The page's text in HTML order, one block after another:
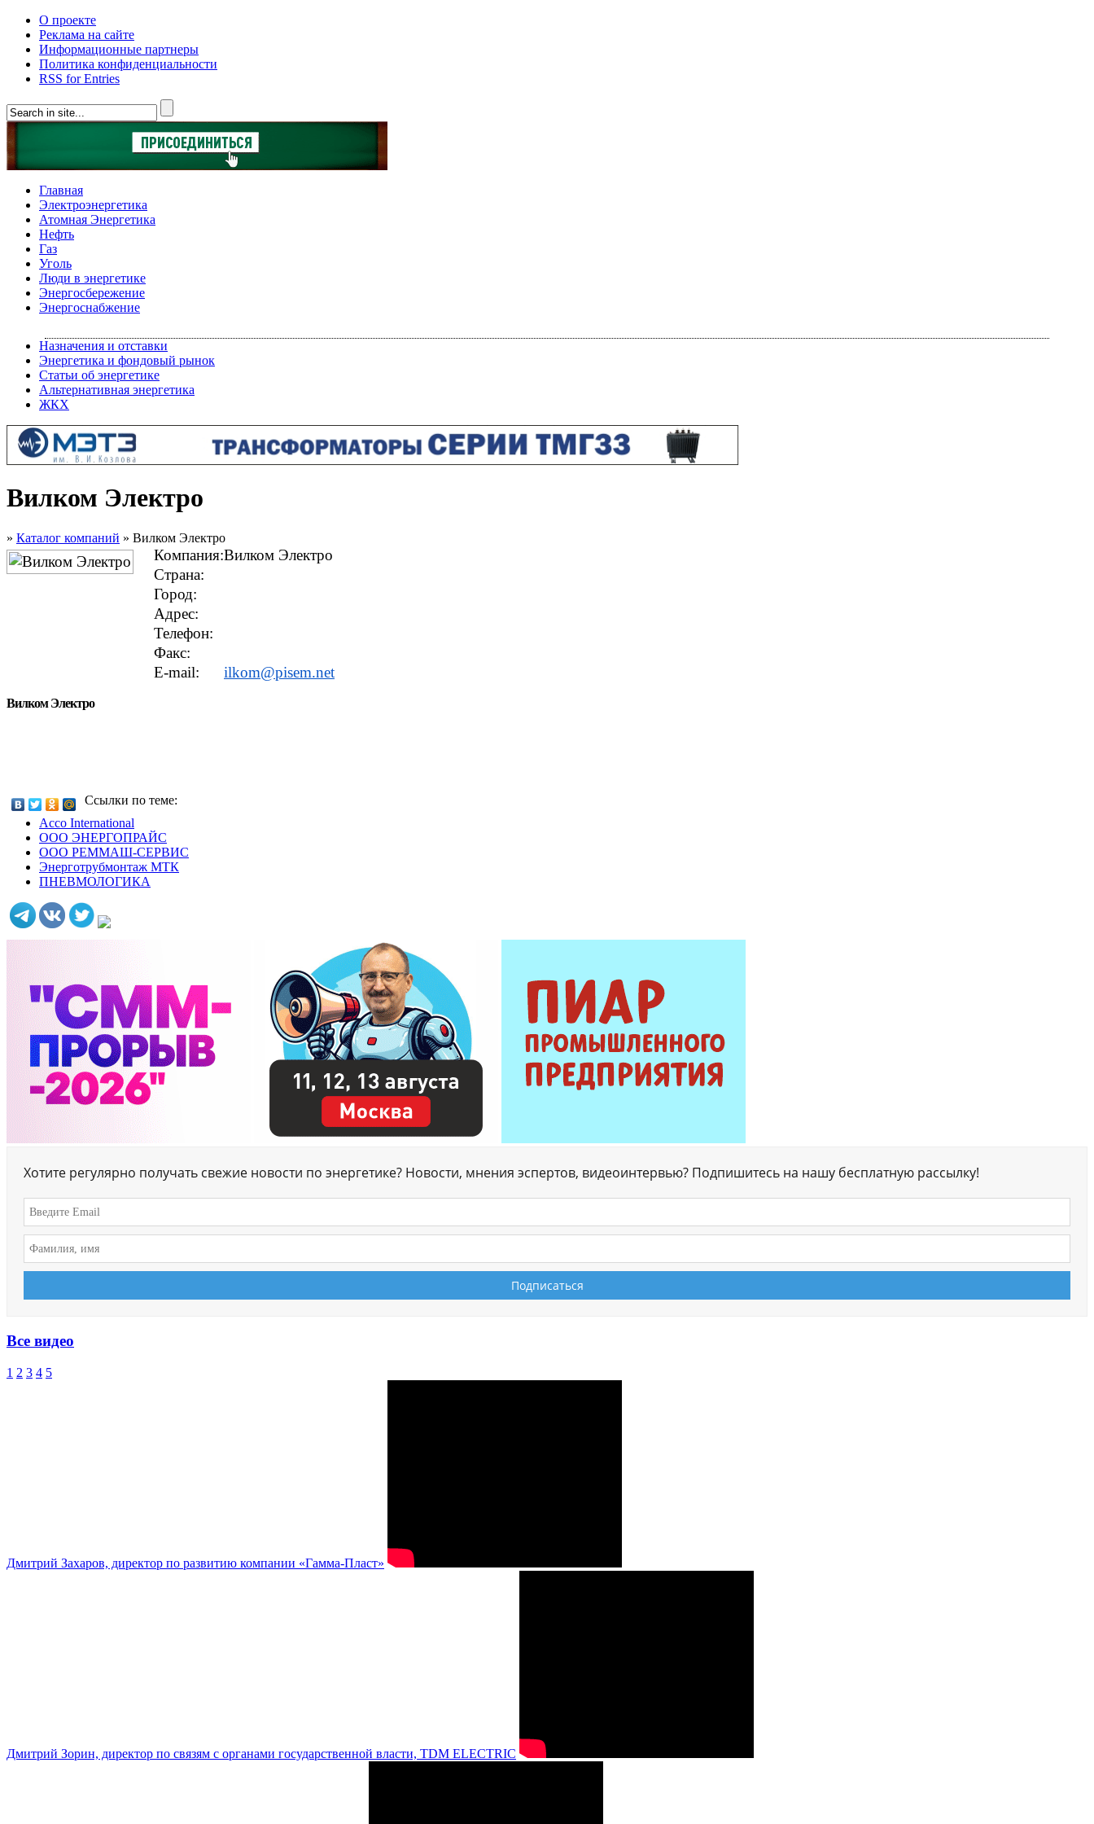
О проекте
Реклама на сайте
Информационные партнеры
Политика конфиденциальности
RSS for Entries
Главная
Электроэнергетика
Атомная Энергетика
Нефть
Газ
Уголь
Люди в энергетике
Энергосбережение
Энергоснабжение
Назначения и отставки
Энергетика и фондовый рынок
Статьи об энергетике
Альтернативная энергетика
ЖКХ
Вилком Электро
» Каталог компаний » Вилком Электро
Компания:Вилком Электро
Страна:
Город:
Адрес:
Телефон:
Факс:
E-mail:
ilkom@pisem.net
Вилком Электро
Ссылки по теме:
Acco International
ООО ЭНЕРГОПРАЙС
ООО РЕММАШ-СЕРВИС
Энерготрубмонтаж МТК
ПНЕВМОЛОГИКА
Хотите регулярно получать свежие новости по энергетике? Новости, мнения эспертов, видеоинтервью? Подпишитесь на нашу бесплатную рассылку!
Все видео
1 2 3 4 5
Дмитрий Захаров, директор по развитию компании «Гамма-Пласт»
Дмитрий Зорин, директор по связям с органами государственной власти, TDM ELECTRIC